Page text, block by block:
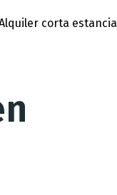
corta estancia